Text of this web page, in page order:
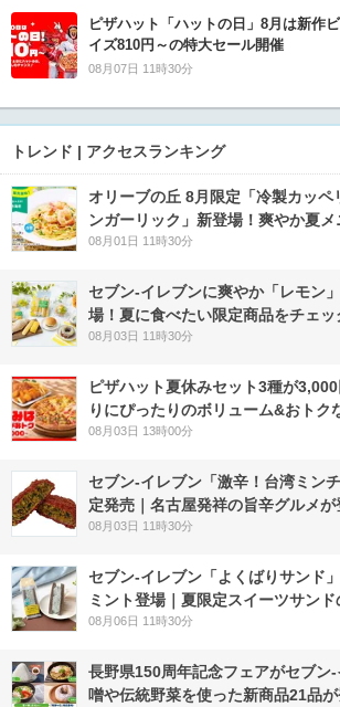
ピザハット「ハットの日」8月は新作
イズ810円～の特大セール開催
08月07日 11時30分
トレンド | アクセスランキング
オリーブの丘 8月限定「冷製カッペ
ンガーリック」新登場！爽やか夏
08月01日 11時30分
セブン‐イレブンに爽やか「レモン
場！夏に食べたい限定商品をチェッ
08月03日 11時30分
ピザハット夏休みセット3種が
りにぴったりのボリューム&おトク
08月03日 13時00分
セブン-イレブン「激辛！台湾ミン
定発売｜名古屋発祥の旨辛グルメが
08月03日 11時30分
セブン‐イレブン「よくばりサンド
ミント登場｜夏限定スイーツサン
08月06日 11時30分
長野県150周年記念フェアがセブ
噌や伝統野菜を使った新商品21品